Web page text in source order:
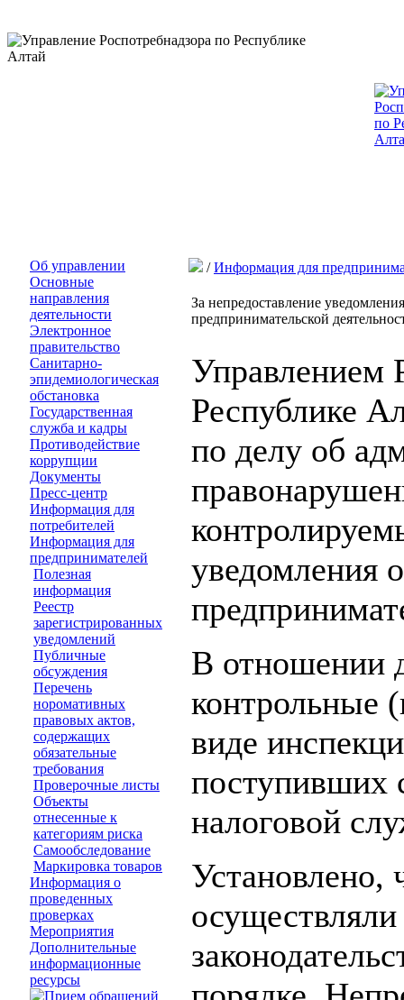
Об управлении
Основные
направления
деятельности
Электронное
правительство
Санитарно-
эпидемиологическая
обстановка
Государственная
служба и кадры
Противодействие
коррупции
Документы
Пресс-центр
Информация для
потребителей
Информация для
предпринимателей
Полезная
информация
Реестр
зарегистрированных
уведомлений
Публичные
обсуждения
Перечень
норомативных
правовых актов,
содержащих
обязательные
требования
Проверочные листы
Объекты
отнесенные к
категориям риска
Самообследование
Маркировка товаров
Информация о
проведенных
проверках
Мероприятия
Дополнительные
информационные
ресурсы
/Информация для
За непредоставление
предпринимательской
Управлением
Республике
по делу об
уведомления
В отношении
контрольные
виде
поступивших
налоговой
Установлено,